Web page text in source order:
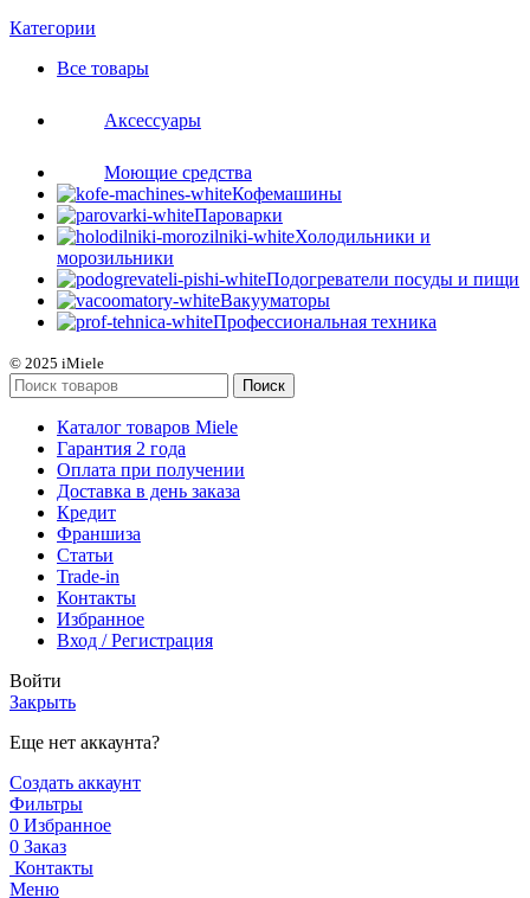
Категории
Все товары
Аксессуары
Моющие средства
Кофемашины
Пароварки
Холодильники и
морозильники
Подогреватели посуды и пищи
Вакууматоры
Профессиональная техника
© 2025 iMiele
Поиск
Каталог товаров Miele
Гарантия 2 года
Оплата при получении
Доставка в день заказа
Кредит
Франшиза
Статьи
Trade-in
Контакты
Избранное
Вход / Регистрация
Войти
Закрыть
Еще нет аккаунта?
Создать аккаунт
Фильтры
0 Избранное
0 Заказ
Контакты
Меню